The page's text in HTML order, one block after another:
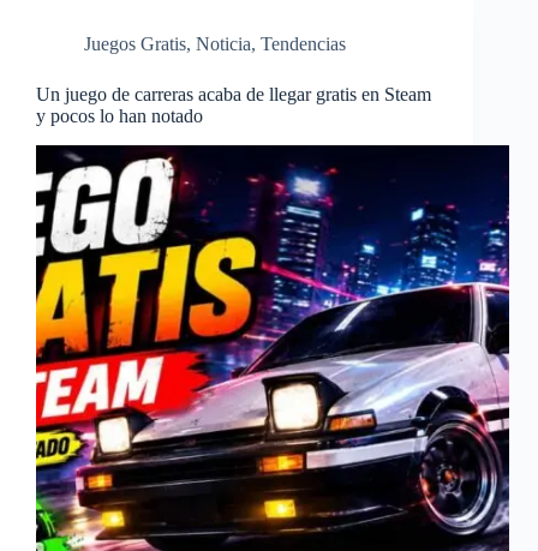
Juegos Gratis, Noticia, Tendencias
Un juego de carreras acaba de llegar gratis en Steam
y pocos lo han notado